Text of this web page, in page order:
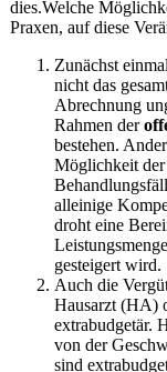
dies.Welche
Praxen, auf diese
Zunächst
nicht das
Abrechnung
Rahmen der
bestehen.
Möglichkeit
alleinige
droht eine
gesteigert wird.
Auch die
Hausarzt (HA)
extrabudgetär.
von der
sind